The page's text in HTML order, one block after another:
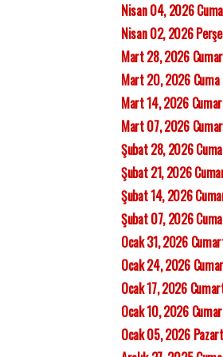
Nisan 04, 2026
Nisan 02, 2026
Mart 28, 2026
Mart 20, 2026 Cuma
Mart 14, 2026
Mart 07, 2026
Şubat 28, 2026
Şubat 21, 2026
Şubat 14, 2026
Şubat 07, 2026
Ocak 31, 2026
Ocak 24, 2026
Ocak 17, 2026
Ocak 10, 2026
Ocak 05, 2026